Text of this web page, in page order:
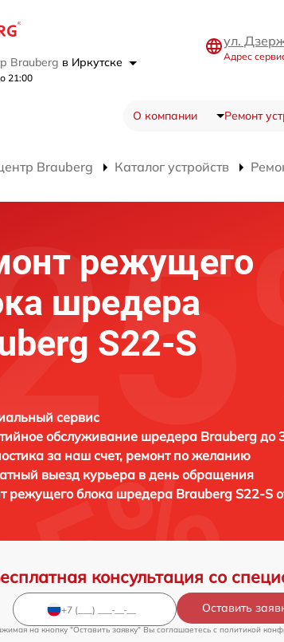
Brauberg в Иркутске
21:00
ул.
Адрес
О компании Ремонт
Brauberg Каталог устройств
режущего
шредера
S22-S
сервис
обслуживание шредера Brauberg до
за наш счет, ремонт по желанию
выезд курьера в день обращения
режущего блока шредера Brauberg S22-S
консультация со
Оставить
на кнопку "Оставить заявку" Вы соглашаетесь c политикой